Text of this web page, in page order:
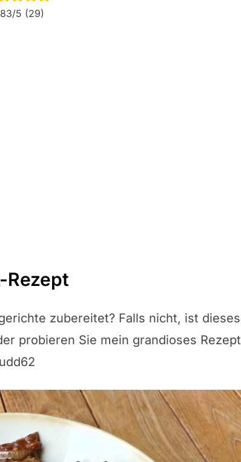
/5 (29)
Rezept
zubereitet? Falls nicht, ist dieses
probieren Sie mein grandioses Rezept